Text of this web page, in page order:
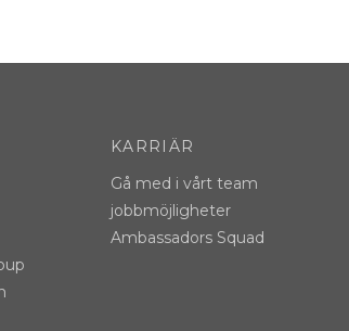
KARRIÄR
Gå med i vårt team
jobbmöjligheter
Ambassadors Squad